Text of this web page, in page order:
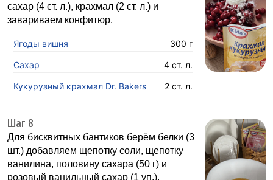
сахар (4 ст. л.), крахмал (2 ст. л.) и
завариваем конфитюр.
Ягоды вишня 300 г
Сахар 4 ст. л.
Кукурузный крахмал Dr. Bakers 2 ст. л.
Шаг 8
Для бисквитных бантиков берём белки (3
шт.) добавляем щепотку соли, щепотку
ванилина, половину сахара (50 г) и
розовый ванильный сахар (1 уп.).